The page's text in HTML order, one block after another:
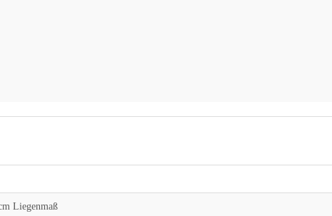
Liegenmaß